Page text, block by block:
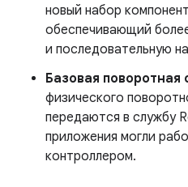
новый набор
обеспечивающий
и последовательную
Базовая поворотная
физического
передаются в службу
приложения могли
контроллером.